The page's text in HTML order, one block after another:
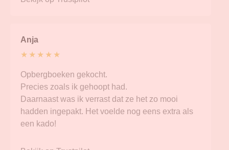
Anja
★ ★ ★ ★ ★
Opbergboeken gekocht.
Precies zoals ik gehoopt had.
Daarnaast was ik verrast dat ze het zo mooi
hadden ingepakt. Het voelde nog eens extra als
een kado!